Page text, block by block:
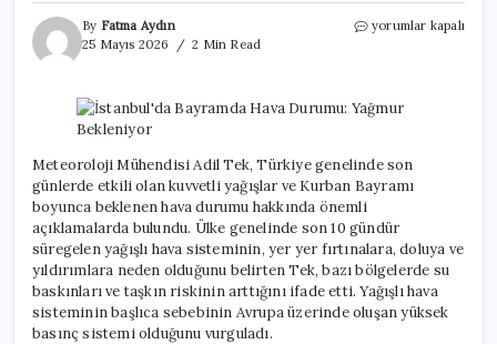
By Fatma Aydın
25 Mayıs 2026
2 Min Read
İstanbul’da
Yağmur
Bekleniyor
yorumlar kapalı
Meteoroloji Mühendisi Adil Tek, Türkiye genelinde son
günlerde etkili olan kuvvetli yağışlar ve Kurban Bayramı
boyunca beklenen hava durumu hakkında önemli
açıklamalarda bulundu. Ülke genelinde son 10 gündür
süregelen yağışlı hava sisteminin, yer yer fırtınalara, doluya ve
yıldırımlara neden olduğunu belirten Tek, bazı bölgelerde su
baskınları ve taşkın riskinin arttığını ifade etti. Yağışlı hava
sisteminin başlıca sebebinin Avrupa üzerinde oluşan yüksek
basınç sistemi olduğunu vurguladı.